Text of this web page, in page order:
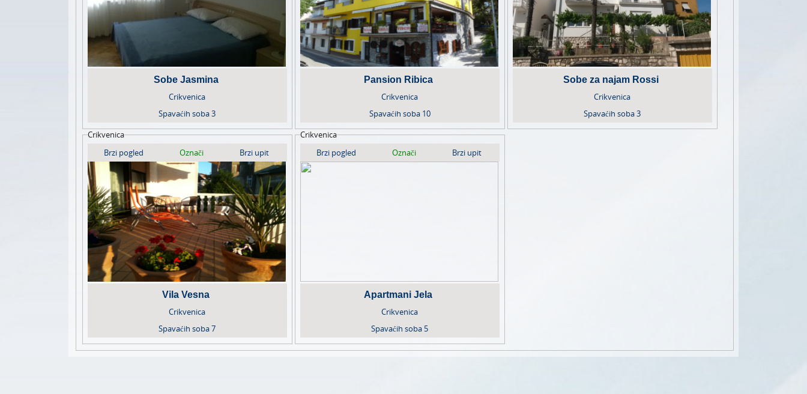
Sobe Jasmina
Crikvenica
Spavaćih soba3
Pansion Ribica
Crikvenica
Spavaćih soba 10
Sobe za najam Rossi
Crikvenica
Spavaćih soba3
Crikvenica
Brzi pogled
Označi Brzi upit
Vila Vesna
Crikvenica
Spavaćih soba7
Crikvenica
Brzi pogled
Označi Brzi upit
Apartmani Jela
Crikvenica
Spavaćih soba 5